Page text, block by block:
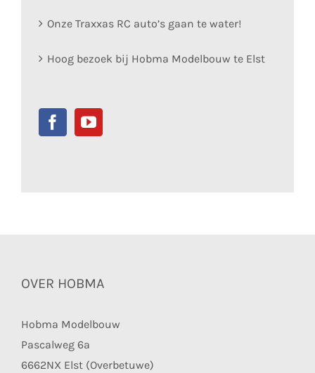
Onze Traxxas RC auto’s gaan te water!
Hoog bezoek bij Hobma Modelbouw te Elst
OVER HOBMA
Hobma Modelbouw
Pascalweg 6a
6662NX Elst (Overbetuwe)